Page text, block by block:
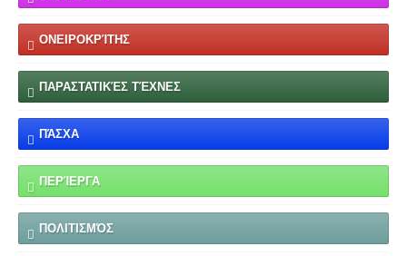
ΟΝΕΙΡΟΚΡΊΤΗΣ
ΠΑΡΑΣΤΑΤΙΚΈΣ ΤΈΧΝΕΣ
ΠΆΣΧΑ
ΠΕΡΊΕΡΓΑ
ΠΟΛΙΤΙΣΜΌΣ